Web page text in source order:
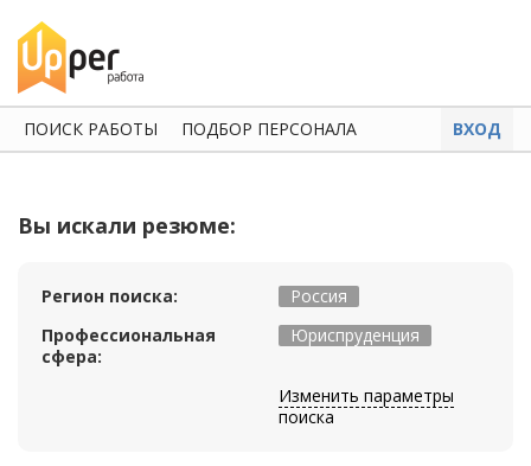
ПОИСК РАБОТЫ ПОДБОР ПЕРСОНАЛА ВХОД
Вы искали резюме:
Регион поиска:
Россия
Профессиональная
сфера:
Юриспруденция
Изменить параметры
поиска